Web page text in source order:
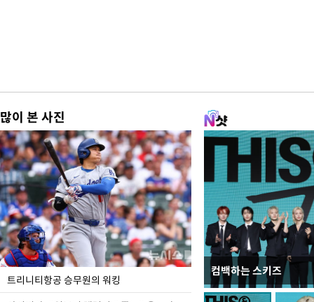
많이 본 사진
트리니티항공 승무원의 워킹
컴백하는 스키즈
입추 하루 앞둔 전남
폭염